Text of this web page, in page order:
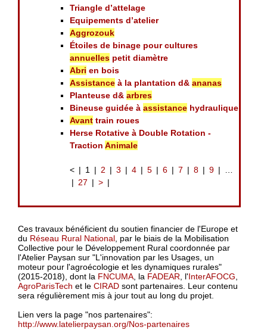
Triangle d’attelage
Equipements d’atelier
Aggrozouk
Étoiles de binage pour cultures
annuelles petit diamètre
Abri en bois
Assistance à la plantation d&ananas
Planteuse d&arbres
Bineuse guidée àassistance hydraulique
Avant train roues
Herse Rotative à Double Rotation -
TractionAnimale
< 1 2 3 4 5 6 7 8 9
…
27
>
Ces travaux bénéficient du soutien financier de l'Europe et
du Réseau Rural National, par le biais de la Mobilisation
Collective pour le Développement Rural coordonnée par
l'Atelier Paysan sur "L'innovation par les Usages, un
moteur pour l'agroécologie et les dynamiques rurales"
(2015-2018), dont la FNCUMA, la FADEAR, l'InterAFOCG,
AgroParisTech et le CIRAD sont partenaires. Leur contenu
sera régulièrement mis à jour tout au long du projet.
Lien vers la page "nos partenaires":
http://www.latelierpaysan.org/Nos-partenaires